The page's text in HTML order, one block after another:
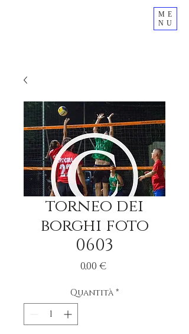
ME
NU
torneo dei
borghi foto
0603
0,00 €Prezzo
Quantità *